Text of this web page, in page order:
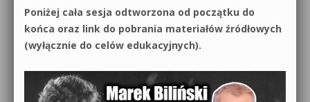
Wyszukiwanie
Poniżej cała sesja odtworzona od początku do
końca oraz link do pobrania materiałów źródłowych
(wyłącznie do celów edukacyjnych).